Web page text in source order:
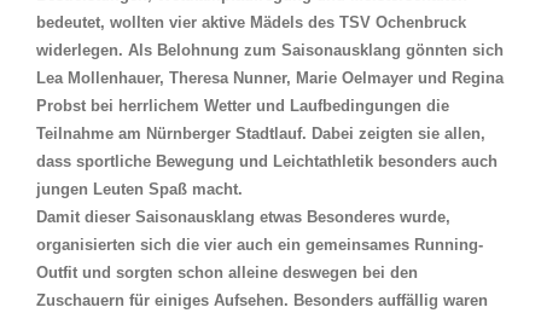
bedeutet, wollten vier aktive Mädels des TSV Ochenbruck
widerlegen. Als Belohnung zum Saisonausklang gönnten sich
Lea Mollenhauer, Theresa Nunner, Marie Oelmayer und Regina
Probst bei herrlichem Wetter und Laufbedingungen die
Teilnahme am Nürnberger Stadtlauf. Dabei zeigten sie allen,
dass sportliche Bewegung und Leichtathletik besonders auch
jungen Leuten Spaß macht.
Damit dieser Saisonausklang etwas Besonderes wurde,
organisierten sich die vier auch ein gemeinsames Running-
Outfit und sorgten schon alleine deswegen bei den
Zuschauern für einiges Aufsehen. Besonders auffällig waren